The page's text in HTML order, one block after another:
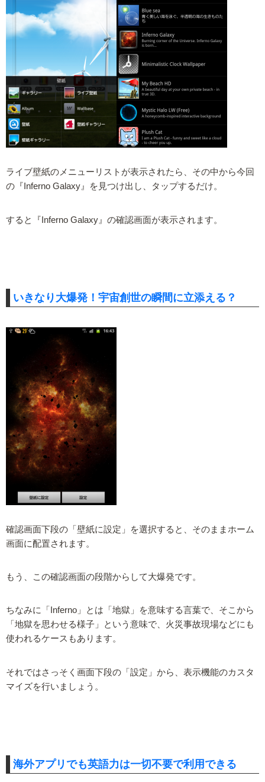
ライブ壁紙のメニューリストが表示されたら、その中から今回
の『Inferno Galaxy』を見つけ出し、タップするだけ。
すると『Inferno Galaxy』の確認画面が表示されます。
いきなり大爆発！宇宙創世の瞬間に立添える？
確認画面下段の「壁紙に設定」を選択すると、そのままホーム
画面に配置されます。
もう、この確認画面の段階からして大爆発です。
ちなみに「Inferno」とは「地獄」を意味する言葉で、そこから
「地獄を思わせる様子」という意味で、火災事故現場などにも
使われるケースもあります。
それではさっそく画面下段の「設定」から、表示機能のカスタ
マイズを行いましょう。
海外アプリでも英語力は一切不要で利用できる